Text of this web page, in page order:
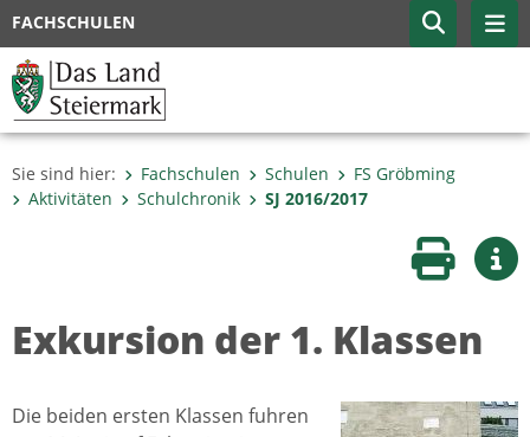
FACHSCHULEN
Sie sind hier: Fachschulen Schulen
FS Gröbming
Aktivitäten
Schulchronik SJ 2016/2017
Seite
Exkursion der 1. Klassen
Die beiden ersten Klassen fuhren